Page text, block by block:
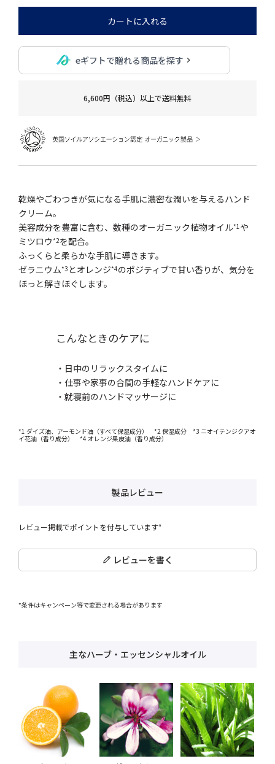
カートに入れる
eギフトで贈れる商品を探す
6,600円（税込）以上で送料無料
乾燥やごわつきが気になる手肌に濃密な潤いを与えるハンド
クリーム。
美容成分を豊富に含む、数種のオーガニック植物オイル*1 や
ミツロウ*2を配合。
ふっくらと柔らかな手肌に導きます。
ゼラニウム*3 とオレンジ*4のポジティブで甘い香りが、気分を
ほっと解きほぐします。
こんなときのケアに
・日中のリラックスタイムに
・仕事や家事の合間の手軽なハンドケアに
・就寝前のハンドマッサージに
*1 ダイズ油、アーモンド油（すべて保湿成分） *2 保湿成分 *3 ニオイテンジクアオ
イ花油（香り成分） *4 オレンジ果皮油（香り成分）
製品レビュー
レビュー掲載でポイントを付与しています*
レビューを書く
*条件はキャンペーン等で変更される場合があります
主なハーブ・エッセンシャルオイル